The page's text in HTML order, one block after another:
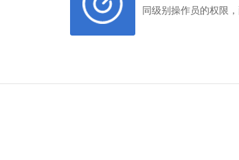
同级别操作员的权限